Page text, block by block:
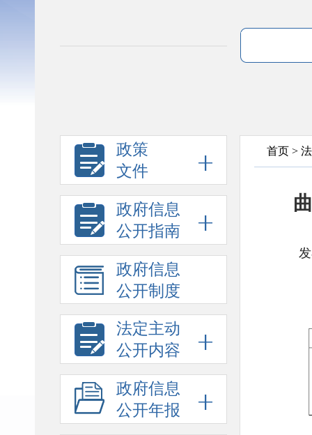
政策
文件
政府信息
公开指南
政府信息
公开制度
法定主动
公开内容
政府信息
公开年报
首页 >